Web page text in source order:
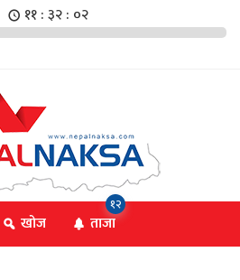
११ : ३२ : ०२
खोज ताजा
१२